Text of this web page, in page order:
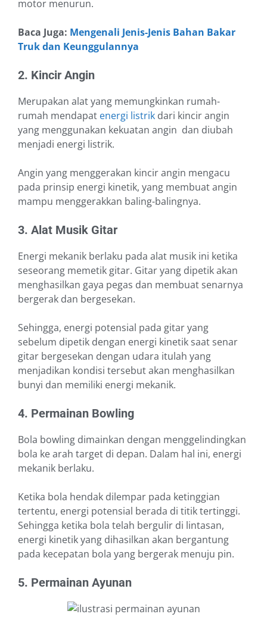
motor menurun.
Baca Juga: Mengenali Jenis-Jenis Bahan Bakar
Truk dan Keunggulannya
2. Kincir Angin
Merupakan alat yang memungkinkan rumah-
rumah mendapat energi listrik dari kincir angin
yang menggunakan kekuatan angin dan diubah
menjadi energi listrik.
Angin yang menggerakan kincir angin mengacu
pada prinsip energi kinetik, yang membuat angin
mampu menggerakkan baling-balingnya.
3. Alat Musik Gitar
Energi mekanik berlaku pada alat musik ini ketika
seseorang memetik gitar. Gitar yang dipetik akan
menghasilkan gaya pegas dan membuat senarnya
bergerak dan bergesekan.
Sehingga, energi potensial pada gitar yang
sebelum dipetik dengan energi kinetik saat senar
gitar bergesekan dengan udara itulah yang
menjadikan kondisi tersebut akan menghasilkan
bunyi dan memiliki energi mekanik.
4. Permainan Bowling
Bola bowling dimainkan dengan menggelindingkan
bola ke arah target di depan. Dalam hal ini, energi
mekanik berlaku.
Ketika bola hendak dilempar pada ketinggian
tertentu, energi potensial berada di titik tertinggi.
Sehingga ketika bola telah bergulir di lintasan,
energi kinetik yang dihasilkan akan bergantung
pada kecepatan bola yang bergerak menuju pin.
5. Permainan Ayunan